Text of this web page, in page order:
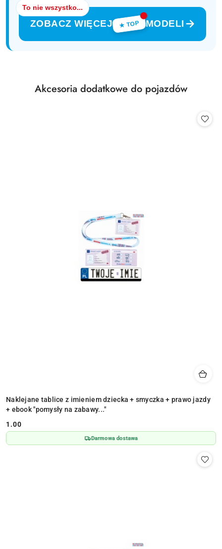
To nie wszystko...
ZOBACZ WIĘCEJ ★ TOP MODELI
Pomiń karuzelę produktów
Produkty
Akcesoria dodatkowe do pojazdów
Naklejane tablice z imieniem dziecka + smyczka + prawo jazdy
+ ebook "pomysły na zabawy..."
Cena:
1.00
Darmowa dostawa